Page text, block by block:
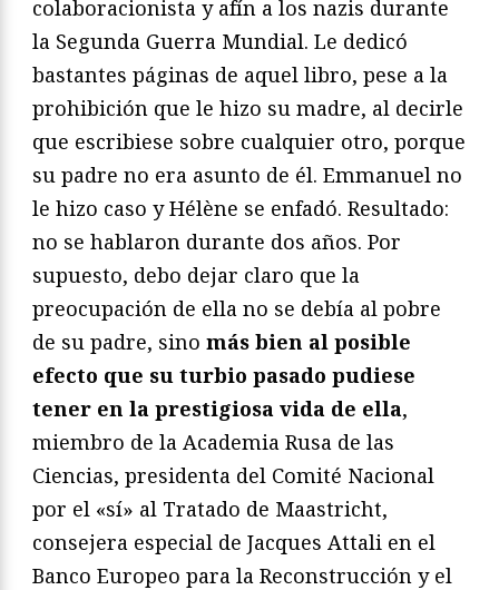
colaboracionista y afín a los nazis durante
la Segunda Guerra Mundial. Le dedicó
bastantes páginas de aquel libro, pese a la
prohibición que le hizo su madre, al decirle
que escribiese sobre cualquier otro, porque
su padre no era asunto de él. Emmanuel no
le hizo caso y Hélène se enfadó. Resultado:
no se hablaron durante dos años. Por
supuesto, debo dejar claro que la
preocupación de ella no se debía al pobre
de su padre, sino más bien al posible
efecto que su turbio pasado pudiese
tener en la prestigiosa vida de ella,
miembro de la Academia Rusa de las
Ciencias, presidenta del Comité Nacional
por el «sí» al Tratado de Maastricht,
consejera especial de Jacques Attali en el
Banco Europeo para la Reconstrucción y el